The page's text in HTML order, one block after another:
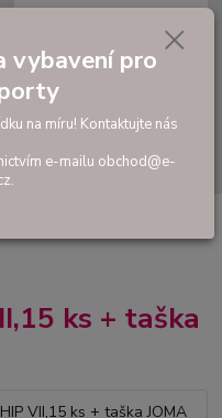
Hledat
0,00 Kč
ks + taška
vybavení pro
na míru! Kontaktujte nás
e-mailu obchod@e-